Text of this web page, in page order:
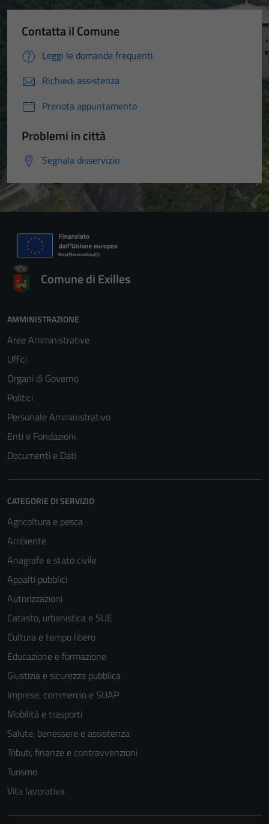
Contatta il Comune
Leggi le domande frequenti
Richiedi assistenza
Prenota appuntamento
Problemi in città
Segnala disservizio
Comune di Exilles
AMMINISTRAZIONE
Aree Amministrative
Uffici
Organi di Governo
Politici
Personale Amministrativo
Enti e Fondazioni
Documenti e Dati
CATEGORIE DI SERVIZIO
Agricoltura e pesca
Ambiente
Anagrafe e stato civile
Appalti pubblici
Autorizzazioni
Catasto, urbanistica e SUE
Cultura e tempo libero
Educazione e formazione
Giustizia e sicurezza pubblica
Imprese, commercio e SUAP
Mobilità e trasporti
Salute, benessere e assistenza
Tributi, finanze e contravvenzioni
Turismo
Vita lavorativa